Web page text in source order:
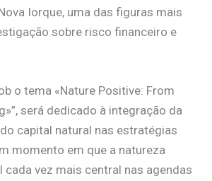
Iorque, uma das figuras mais
sobre risco financeiro e
o tema «Nature Positive: From
será dedicado à integração da
capital natural nas estratégias
momento em que a natureza
cada vez mais central nas agendas